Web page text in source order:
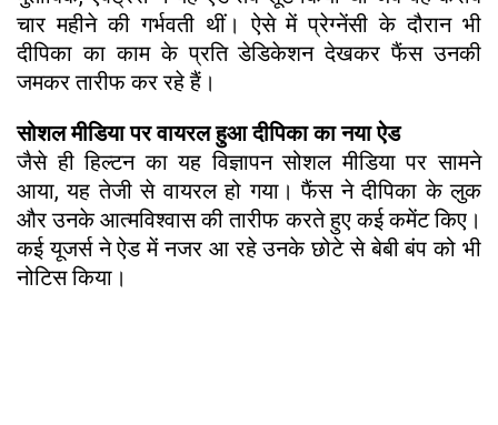
चार महीने की गर्भवती थीं। ऐसे में प्रेग्नेंसी के दौरान भी
दीपिका का काम के प्रति डेडिकेशन देखकर फैंस उनकी
जमकर तारीफ कर रहे हैं।
सोशल मीडिया पर वायरल हुआ दीपिका का नया ऐड
जैसे ही हिल्टन का यह विज्ञापन सोशल मीडिया पर सामने
आया, यह तेजी से वायरल हो गया। फैंस ने दीपिका के लुक
और उनके आत्मविश्वास की तारीफ करते हुए कई कमेंट किए।
कई यूजर्स ने ऐड में नजर आ रहे उनके छोटे से बेबी बंप को भी
नोटिस किया।